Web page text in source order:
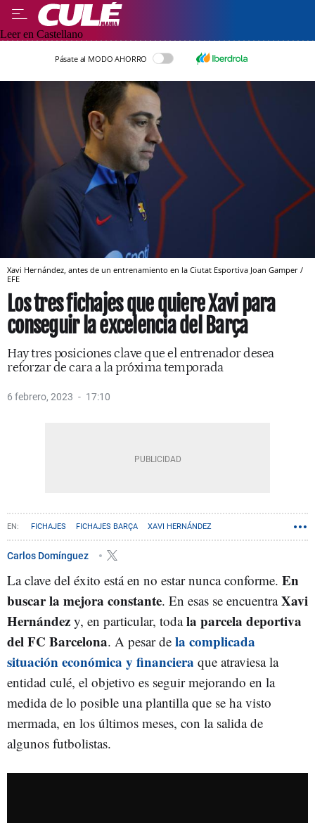
Leer en Castellano
Pásate al MODO AHORRO
Xavi Hernández, antes de un entrenamiento en la Ciutat Esportiva Joan Gamper /
EFE
Los tres fichajes que quiere Xavi para
conseguir la excelencia del Barça
Hay tres posiciones clave que el entrenador desea
reforzar de cara a la próxima temporada
6 febrero, 2023 17:10
FICHAJES FICHAJES BARÇA XAVI HERNÁNDEZ
Carlos Domínguez
La clave del éxito está en no estar nunca conforme. En
buscar la mejora constante. En esas se encuentraXavi
Hernández y, en particular, todala parcela deportiva
del FC Barcelona. A pesar de la complicada
situación económica y financiera que atraviesa la
entidad culé, el objetivo es seguir mejorando en la
medida de lo posible una plantilla que se ha visto
mermada, en los últimos meses, con la salida de
algunos futbolistas.